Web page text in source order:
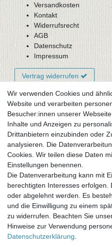
Versandkosten
Kontakt
Widerrufsrecht
AGB
Datenschutz
Impressum
Vertrag widerrufen
Newsletter-Anmeldung
FAQ / Fragen
Mein Warenkorb
Mein Merkzettel
Mein Konto
UNSER LADENGESCHÄFT
Gottlieb-Daimler-Str. 10
33334 Gütersloh
ÖFFNUNGSZEITEN
Montag - Dienstag: 8.00 -
Donnerstag: 8.00 - 18.00 Uhr,
Wir verwenden Cookies und
Website und verarbeiten
Besucher:innen unserer
Inhalte und Anzeigen zu
Drittanbietern einzubinden oder
analysieren. Die
Cookies. Wir teilen diese Daten
Einstellungen benennen.
Die Datenverarbeitung kann mit
berechtigten Interesses erfolgen.
oder abgelehnt werden. Es
und die Einwilligung zu einem
zu widerrufen. Beachten Sie
Hinweise zur Verwendung
Daten­schutz­erklärung